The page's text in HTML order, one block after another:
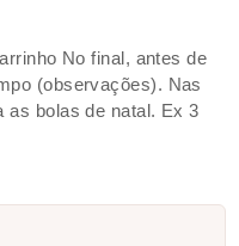
No final, antes de
(observações). Nas
as bolas de natal. Ex 3